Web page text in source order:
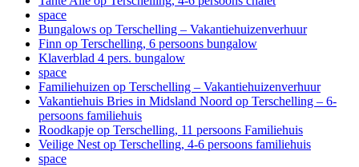
space
Bungalows op Terschelling – Vakantiehuizenverhuur
Finn op Terschelling, 6 persoons bungalow
Klaverblad 4 pers. bungalow
space
Familiehuizen op Terschelling – Vakantiehuizenverhuur
Vakantiehuis Bries in Midsland Noord op Terschelling – 6-
persoons familiehuis
Roodkapje op Terschelling, 11 persoons Familiehuis
Veilige Nest op Terschelling, 4-6 persoons familiehuis
space